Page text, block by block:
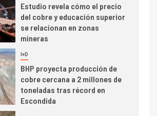
Estudio revela cómo el precio
del cobre y educación superior
se relacionan en zonas
mineras
I+D
BHP proyecta producción de
cobre cercana a 2 millones de
toneladas tras récord en
Escondida